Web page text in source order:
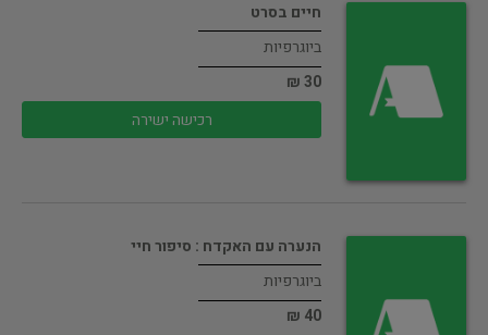
חיים בסרט
ביוגרפיות
30 ₪
רכישה ישירה
הנערה עם האקדח : סיפור חיי
ביוגרפיות
40 ₪